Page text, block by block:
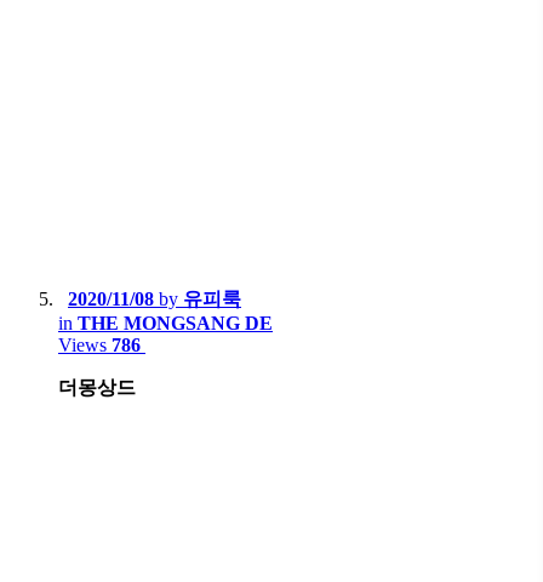
2020/11/08 by 유피룩
in THE MONGSANG DE
Views 786
더몽상드